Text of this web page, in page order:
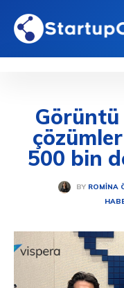
Görüntü
500 bin
BY ROMINA